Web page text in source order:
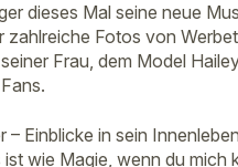
dieses Mal seine neue
Fotos von
Frau, dem Model
Einblicke in sein
wie Magie, wenn du mich